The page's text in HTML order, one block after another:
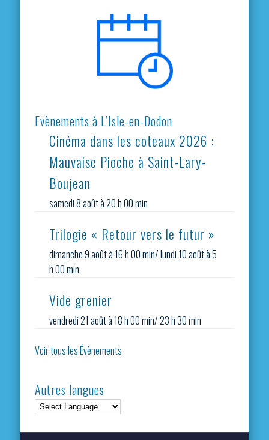
Evènements à L’Isle-en-Dodon
Cinéma dans les coteaux 2026 :
Mauvaise Pioche à Saint-Lary-
Boujean
samedi 8 août à 20 h 00 min
Trilogie « Retour vers le futur »
dimanche 9 août à 16 h 00 min/lundi 10 août à 5
h 00 min
Vide grenier
vendredi 21 août à 18 h 00 min/23 h 30 min
Voir tous les Évènements
Autres langues